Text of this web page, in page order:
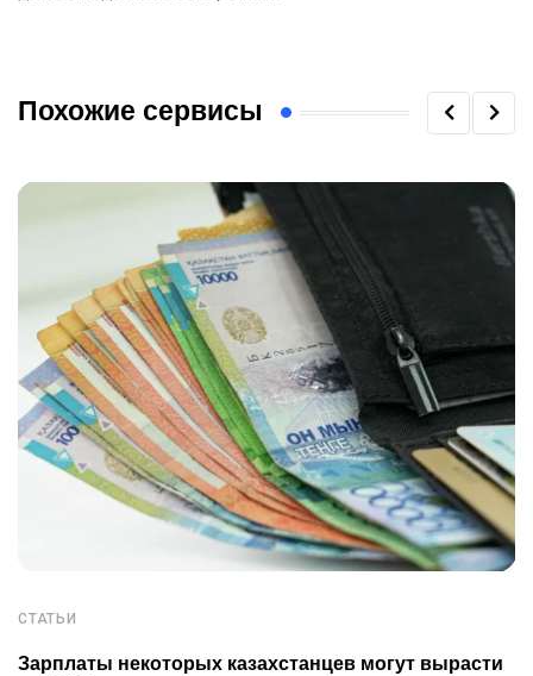
Похожие сервисы
СТАТЬИ
Зарплаты некоторых казахстанцев могут вырасти